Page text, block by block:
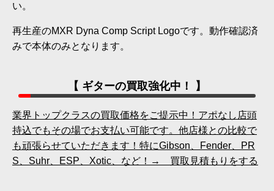
い。
再生産のMXR Dyna Comp Script Logoです。動作確認済
みで本体のみとなります。
【 ギターの買取強化中！ 】
業界トップクラスの買取価格をご提示中！アポなし店頭
持込でもその場でお支払い可能です。他店様との比較で
も頑張らせていただきます！特にGibson、Fender、PR
S、Suhr、ESP、Xotic、など！→ 買取見積もりをする